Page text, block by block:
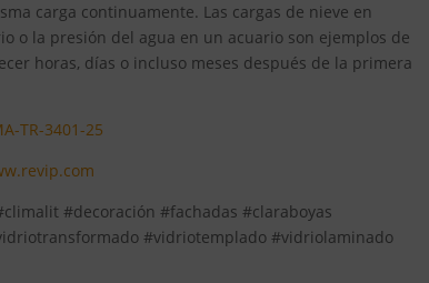
carga continuamente. Las cargas de nieve en
o la presión del agua en un acuario son ejemplos de
horas, días o incluso meses después de la primera
TR-3401-25
#decoración #fachadas #claraboyas
#vidriotemplado #vidriolaminado